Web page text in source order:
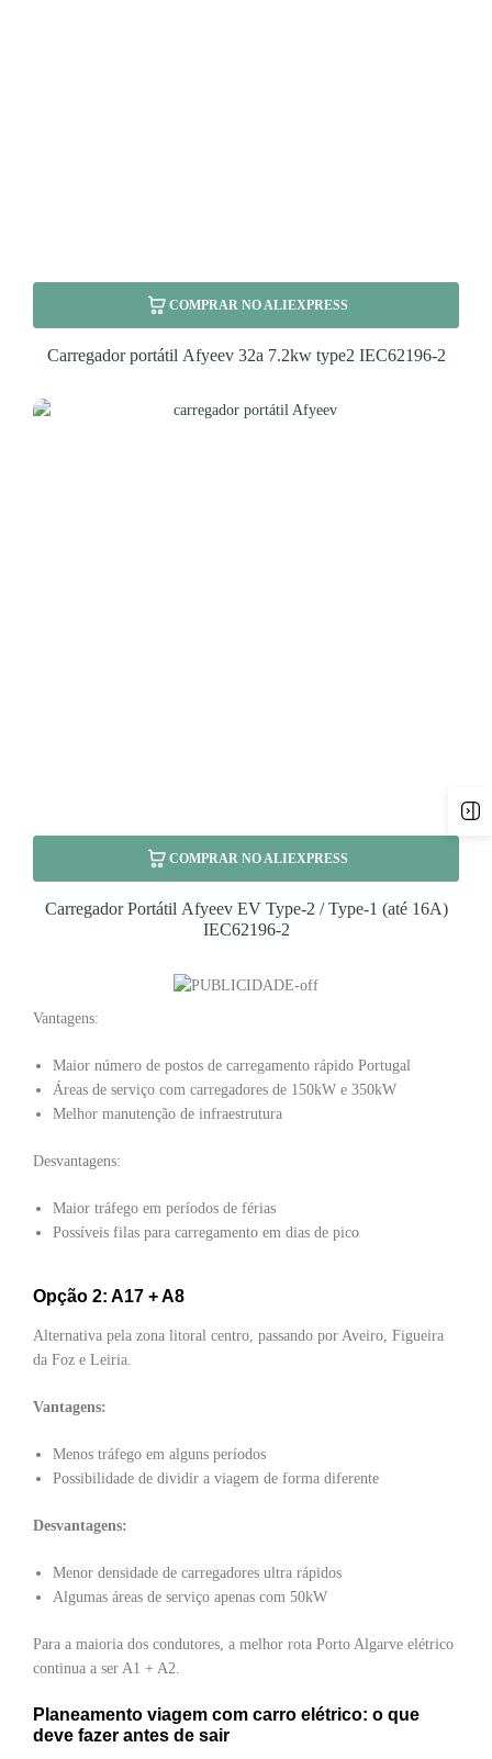
COMPRAR NO ALIEXPRESS
Carregador portátil Afyeev 32a 7.2kw type2 IEC62196-2
COMPRAR NO ALIEXPRESS
Carregador Portátil Afyeev EV Type-2 / Type-1 (até 16A)
IEC62196-2
Vantagens:
Maior número de postos de carregamento rápido Portugal
Áreas de serviço com carregadores de 150kW e 350kW
Melhor manutenção de infraestrutura
Desvantagens:
Maior tráfego em períodos de férias
Possíveis filas para carregamento em dias de pico
Opção 2: A17 + A8
Alternativa pela zona litoral centro, passando por Aveiro, Figueira
da Foz e Leiria.
Vantagens:
Menos tráfego em alguns períodos
Possibilidade de dividir a viagem de forma diferente
Desvantagens:
Menor densidade de carregadores ultra rápidos
Algumas áreas de serviço apenas com 50kW
Para a maioria dos condutores, a melhor rota Porto Algarve elétrico
continua a ser A1 + A2.
Planeamento viagem com carro elétrico: o que
deve fazer antes de sair